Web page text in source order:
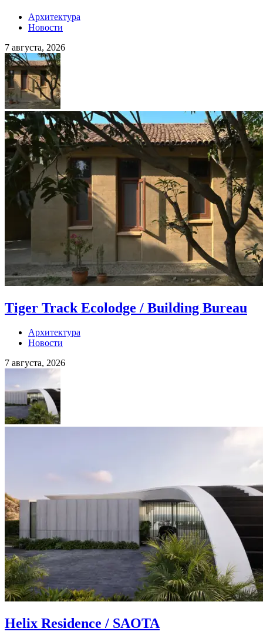
Архитектура
Новости
7 августа, 2026
Tiger Track Ecolodge / Building Bureau
Архитектура
Новости
7 августа, 2026
Helix Residence / SAOTA